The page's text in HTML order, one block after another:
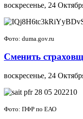
воскресенье, 24
Фото: duma.gov.ru
Сменить
воскресенье, 24
Фото: ПФР по ЕАО